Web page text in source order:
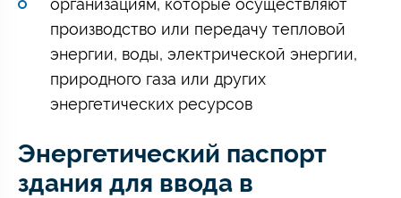
производство или передачу тепловой
энергии, воды, электрической энергии,
природного газа или других
энергетических ресурсов
Энергетический паспорт
здания для ввода в